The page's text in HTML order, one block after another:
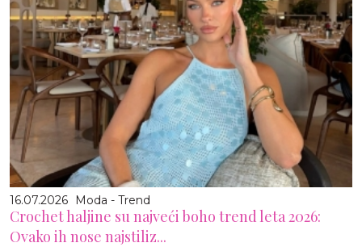
16.07.2026 Moda - Trend
Crochet haljine su najveći boho trend leta 2026:
Ovako ih nose najstiliz...